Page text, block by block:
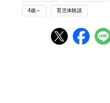
4歳～ 育児体験談